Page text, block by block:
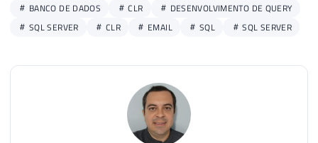
BANCO DE DADOS CLR
DESENVOLVIMENTO DE QUERY
SQL SERVER
CLR EMAIL SQL SQL SERVER